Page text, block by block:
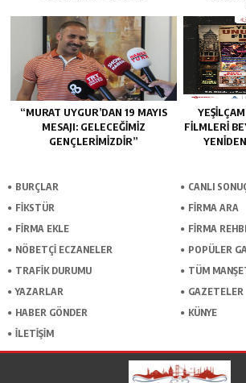
“MURAT UYGUR’DAN 19 MAYIS
MESAJI: GELECEĞIMIZ
GENÇLERIMIZDIR”
FILMLERI
BURÇLAR
CANLI
FİKSTÜR
FİRMA ARA
FİRMA EKLE
FİRMA
NÖBETÇİ ECZANELER
POPÜLER
TRAFİK DURUMU
TÜM
YAZARLAR
GAZETELER
HABER GÖNDER
KÜNYE
İLETİŞİM